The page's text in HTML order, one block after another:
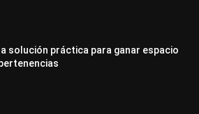
solución práctica para ganar espacio